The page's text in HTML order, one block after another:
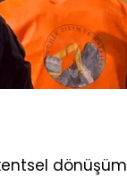
dönüşüm